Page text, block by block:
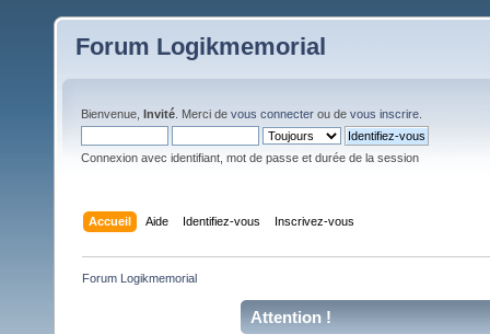
Forum Logikmemorial
Bienvenue, Invité . Merci de vous connecter ou de vous inscrire
Connexion avec identifiant, mot de passe et durée de la session
Accueil Aide Identifiez-vous Inscrivez-vous
Forum Logikmemorial
Attention !